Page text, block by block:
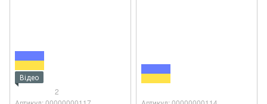
Відео
2